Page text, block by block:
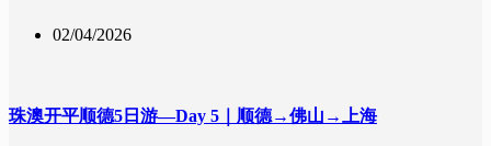
02/04/2026
珠澳开平顺德5日游—Day 5｜顺德→佛山→上海